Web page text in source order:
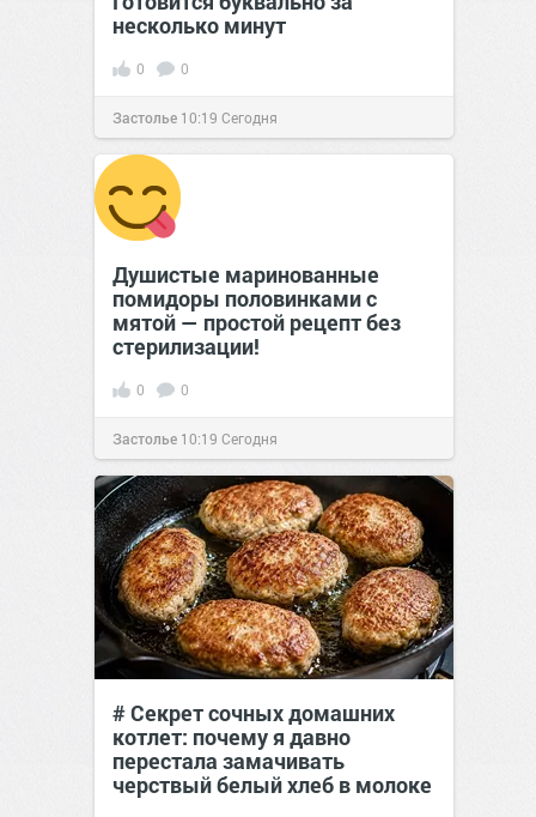
несколько минут
0 0
Застолье 10:19 Сегодня
Душистые маринованные
помидоры половинками с
мятой — простой рецепт без
стерилизации!
0 0
Застолье 10:19 Сегодня
# Секрет сочных домашних
котлет: почему я давно
перестала замачивать
черствый белый хлеб в молоке